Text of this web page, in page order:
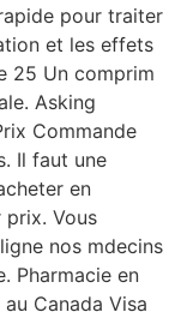
pour traiter
et les effets
25 Un comprim
Asking
Commande
Il faut une
en
prix. Vous
nos mdecins
Pharmacie en
Canada Visa